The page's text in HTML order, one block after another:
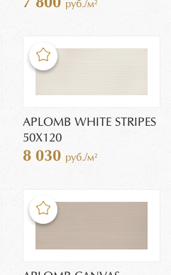
7 800 руб./м²
APLOMB WHITE STRIPES
50X120
8 030 руб./м²